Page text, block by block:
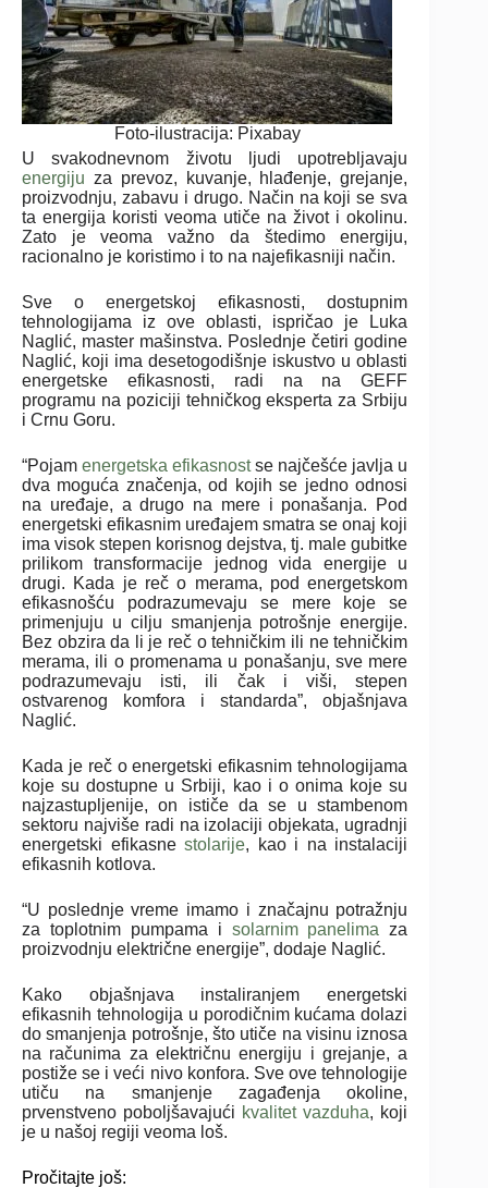
Foto-ilustracija: Pixabay
U svakodnevnom životu ljudi upotrebljavaju
energiju za prevoz, kuvanje, hlađenje, grejanje,
proizvodnju, zabavu i drugo. Način na koji se sva
ta energija koristi veoma utiče na život i okolinu.
Zato je veoma važno da štedimo energiju,
racionalno je koristimo i to na najefikasniji način.
Sve o energetskoj efikasnosti, dostupnim
tehnologijama iz ove oblasti, ispričao je Luka
Naglić, master mašinstva. Poslednje četiri godine
Naglić, koji ima desetogodišnje iskustvo u oblasti
energetske efikasnosti, radi na na GEFF
programu na poziciji tehničkog eksperta za Srbiju
i Crnu Goru.
“Pojamenergetska efikasnostse najčešće javlja u
dva moguća značenja, od kojih se jedno odnosi
na uređaje, a drugo na mere i ponašanja. Pod
energetski efikasnim uređajem smatra se onaj koji
ima visok stepen korisnog dejstva, tj. male gubitke
prilikom transformacije jednog vida energije u
drugi. Kada je reč o merama, pod energetskom
efikasnošću podrazumevaju se mere koje se
primenjuju u cilju smanjenja potrošnje energije.
Bez obzira da li je reč o tehničkim ili ne tehničkim
merama, ili o promenama u ponašanju, sve mere
podrazumevaju isti, ili čak i viši, stepen
ostvarenog komfora i standarda”, objašnjava
Naglić.
Kada je reč o energetski efikasnim tehnologijama
koje su dostupne u Srbiji, kao i o onima koje su
najzastupljenije, on ističe da se u stambenom
sektoru najviše radi na izolaciji objekata, ugradnji
energetski efikasnestolarije, kao i na instalaciji
efikasnih kotlova.
“U poslednje vreme imamo i značajnu potražnju
za toplotnim pumpama i solarnim panelima za
proizvodnju električne energije”, dodaje Naglić.
Kako objašnjava instaliranjem energetski
efikasnih tehnologija u porodičnim kućama dolazi
do smanjenja potrošnje, što utiče na visinu iznosa
na računima za električnu energiju i grejanje, a
postiže se i veći nivo konfora. Sve ove tehnologije
utiču na smanjenje zagađenja okoline,
prvenstveno poboljšavajući kvalitet vazduha, koji
je u našoj regiji veoma loš.
Pročitajte još: